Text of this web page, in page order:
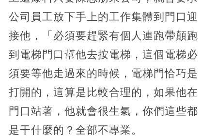
公司員工放下手上的工作集體到門口迎
接他，「必須要趕緊有個人連跑帶顛跑
到電梯門口幫他去按電梯，這個電梯必
須要等他走過來的時候，電梯門恰巧是
打開的，這算是比較合理的，如果他在
門口站著，他就會很生氣，你們這些都
是干什麼的？全部不專業。